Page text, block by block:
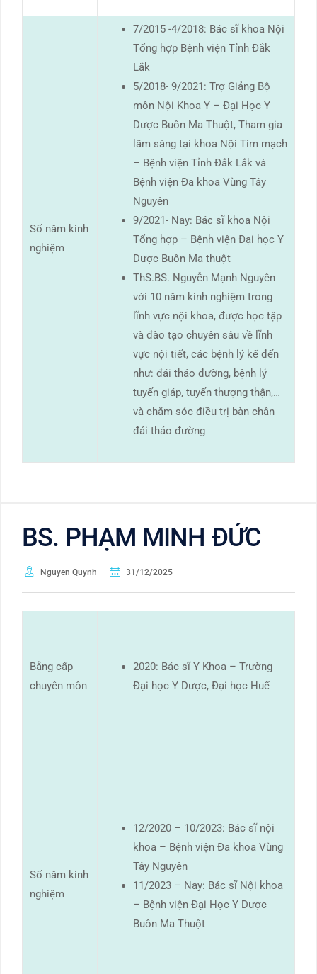
Số năm kinh
nghiệm
7/2015 -4/2018: Bác sĩ khoa Nội
Tổng hợp Bệnh viện Tỉnh Đắk
Lắk
5/2018- 9/2021: Trợ Giảng Bộ
môn Nội Khoa Y – Đại Học Y
Dược Buôn Ma Thuột, Tham gia
lâm sàng tại khoa Nội Tim mạch
– Bệnh viện Tỉnh Đắk Lắk và
Bệnh viện Đa khoa Vùng Tây
Nguyên
9/2021- Nay: Bác sĩ khoa Nội
Tổng hợp – Bệnh viện Đại học Y
Dược Buôn Ma thuột
ThS.BS. Nguyễn Mạnh Nguyên
với 10 năm kinh nghiệm trong
lĩnh vực nội khoa, được học tập
và đào tạo chuyên sâu về lĩnh
vực nội tiết, các bệnh lý kể đến
như: đái tháo đường, bệnh lý
tuyến giáp, tuyến thượng thận,…
và chăm sóc điều trị bàn chân
đái tháo đường
BS. PHẠM MINH ĐỨC
Nguyen Quynh 31/12/2025
Bằng cấp
chuyên môn
2020: Bác sĩ Y Khoa – Trường
Đại học Y Dược, Đại học Huế
Số năm kinh
nghiệm
12/2020 – 10/2023: Bác sĩ nội
khoa – Bệnh viện Đa khoa Vùng
Tây Nguyên
11/2023 – Nay: Bác sĩ Nội khoa
– Bệnh viện Đại Học Y Dược
Buôn Ma Thuột